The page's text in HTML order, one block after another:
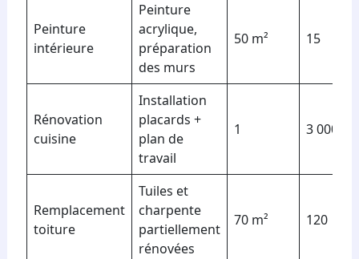
Peinture
intérieure
Peinture
acrylique,
préparation
des murs
50 m² 15
Rénovation
cuisine
Installation
placards +
plan de
travail
1 3 000
Remplacement
toiture
Tuiles et
charpente
partiellement
rénovées
70 m² 120